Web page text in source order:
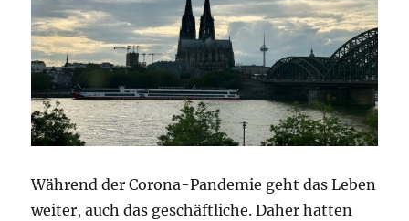
Während der Corona-Pandemie geht das Leben
weiter, auch das geschäftliche. Daher hatten